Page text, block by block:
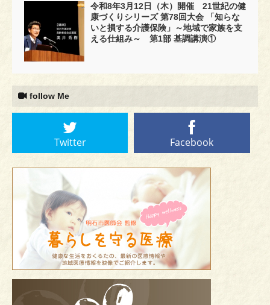
令和8年3月12日（木）開催 21世紀の健
康づくりシリーズ 第78回大会 「知らな
いと損する介護保険」～地域で家族を支
える仕組み～ 第1部 基調講演①
follow Me
Twitter Facebook